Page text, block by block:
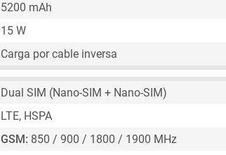
5200 mAh
15 W
Carga por cable inversa
Dual SIM (Nano-SIM + Nano-SIM)
LTE, HSPA
GSM: 850 / 900 / 1800 / 1900 MHz